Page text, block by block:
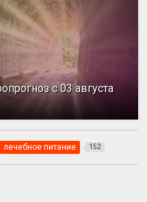
с 03 августа
лечебное питание 152